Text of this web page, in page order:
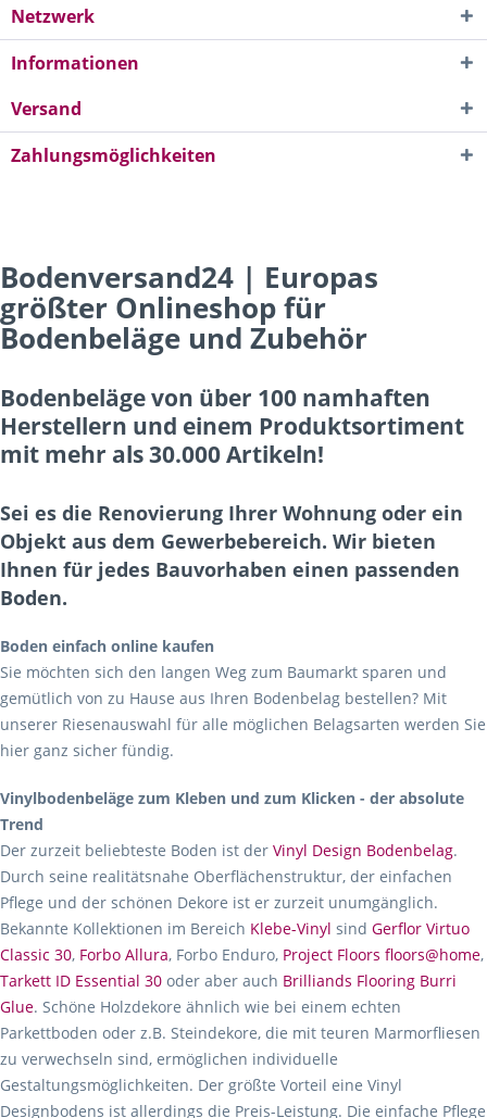
Netzwerk
Informationen
Versand
Zahlungsmöglichkeiten
Bodenversand24 | Europas
größter Onlineshop für
Bodenbeläge und Zubehör
Bodenbeläge von über 100 namhaften
Herstellern und einem Produktsortiment
mit mehr als 30.000 Artikeln!
Sei es die Renovierung Ihrer Wohnung oder ein
Objekt aus dem Gewerbebereich. Wir bieten
Ihnen für jedes Bauvorhaben einen passenden
Boden.
Boden einfach online kaufen
Sie möchten sich den langen Weg zum Baumarkt sparen und
gemütlich von zu Hause aus Ihren Bodenbelag bestellen? Mit
unserer Riesenauswahl für alle möglichen Belagsarten werden Sie
hier ganz sicher fündig.
Vinylbodenbeläge zum Kleben und zum Klicken - der absolute
Trend
Der zurzeit beliebteste Boden ist der Vinyl Design Bodenbelag.
Durch seine realitätsnahe Oberflächenstruktur, der einfachen
Pflege und der schönen Dekore ist er zurzeit unumgänglich.
Bekannte Kollektionen im Bereich Klebe-Vinyl sind Gerflor Virtuo
Classic 30, Forbo Allura, Forbo Enduro, Project Floors floors@home,
Tarkett ID Essential 30 oder aber auch Brilliands Flooring Burri
Glue. Schöne Holzdekore ähnlich wie bei einem echten
Parkettboden oder z.B. Steindekore, die mit teuren Marmorfliesen
zu verwechseln sind, ermöglichen individuelle
Gestaltungsmöglichkeiten. Der größte Vorteil eine Vinyl
Designbodens ist allerdings die Preis-Leistung. Die einfache Pflege